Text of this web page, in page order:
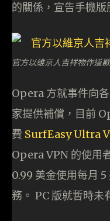
的關係，宣告手機版
官方以維京人吉祥物作道
Opera 方就事件向
家提供補償，目前
費 SurfEasy Ultra
Opera VPN 的使用
0.99 美金使用每月
務。 PC 版就暫時未